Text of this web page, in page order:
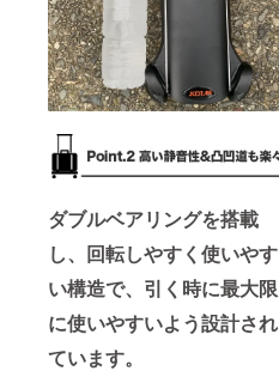
ダブルベアリングを搭載
し、回転しやすく使いやす
い構造で、引く時に最大限
に使いやすいよう設計され
ています。